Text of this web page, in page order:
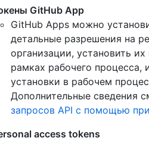
GitHub App
GitHub Apps можно
детальные разрешения на
организации, установить
рамках рабочего процесса,
установки в рабочем
Дополнительные сведения
запросов API с помощью
access tokens